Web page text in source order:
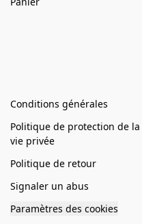
Conditions générales
Politique de protection de la
vie privée
Politique de retour
Signaler un abus
Paramètres des cookies